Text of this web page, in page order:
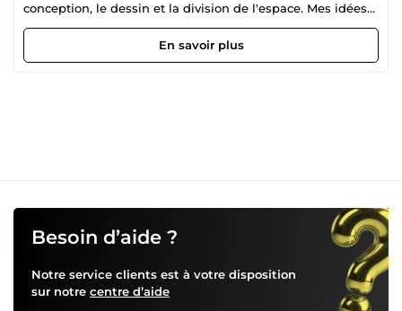
conception, le dessin et la division de l'espace. Mes idées
de conception innovantes et ma maitrise des logicielles
font de moi le meilleur choix pour votre demande.
N'hésitez pas à me contacter! Wafa.
En savoir plus
Besoin d’aide ?
Notre service clients est à votre disposition
sur notre centre d’aide